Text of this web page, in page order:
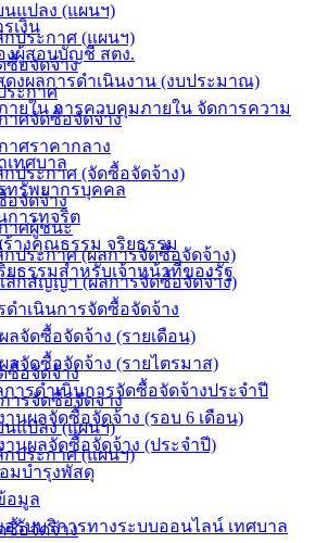
นแปลง (แผนฯ)
กประกาศ (แผนฯ)
ซื้อจัดจ้าง
ระกาศ
าศจัดซื้อจัดจ้าง
าศราคากลาง
กประกาศ (จัดซื้อจัดจ้าง)
อจัดจ้าง
าศผู้ชนะ
กประกาศ (ผลการจัดซื้อจัดจ้าง)
ลิกสัญญา (ผลการจัดซื้อจัดจ้าง)
ดำเนินการจัดซื้อจัดจ้าง
ลจัดซื้อจัดจ้าง (รายเดือน)
ลจัดซื้อจัดจ้าง (รายไตรมาส)
การดำเนินการจัดซื้อจัดจ้างประจำปี
านผลจัดซื้อจัดจ้าง (รอบ 6 เดือน)
านผลจัดซื้อจัดจ้าง (ประจำปี)
มบำรุงพัสดุ
อมูล
อรับบริการทางระบบออนไลน์ เทศบาล
เงิน
งผู้สอบบัญชี สตง.
ดงผลการดำเนินงาน (งบประมาณ)
ายใน การควบคุมภายใน จัดการความ
เทศบาล
ทรัพยากรบุคคล
การทุจริต
ร้างคุณธรรม จริยธรรม
ยธรรมสำหรับเจ้าหน้าที่ของรัฐ
ซื้อจัดจ้าง
ารจัดซื้อจัดจ้าง
นแปลง (แผนฯ)
กประกาศ (แผนฯ)
ซื้อจัดจ้าง